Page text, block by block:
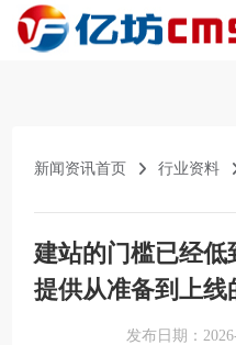
新闻资讯首页 行业资料
建站的门槛已经
提供从准备到上线
发布日期：